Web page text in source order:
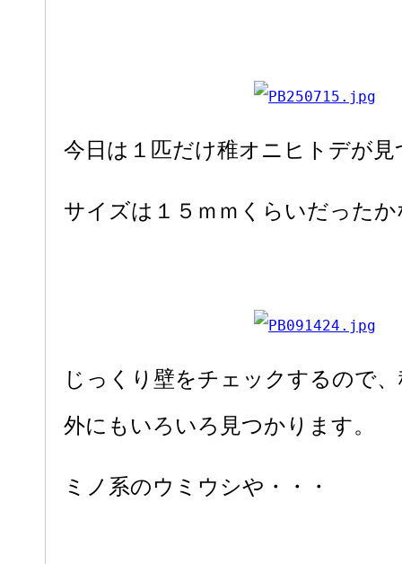
今日は１匹だけ稚オニヒトデが
サイズは１５ｍｍくらいだったか
じっくり壁をチェックするので
外にもいろいろ見つかります。
ミノ系のウミウシや・・・